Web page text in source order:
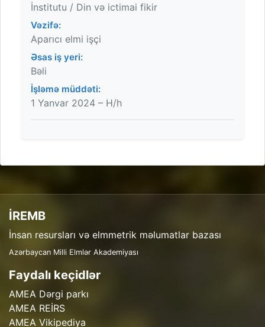
İnstitutu / Din və ictimai fikir
Vəzifə:
Aparıcı elmi işçi
Əsas iş yeri:
Bəli
İşləmə müddəti:
1 Yanvar 2024 – H/h
İREMB
İnsan resursları və elmmetrik məlumatlar bazası
Azərbaycan Milli Elmlər Akademiyası
Faydalı keçidlər
AMEA Dərgi parkı
AMEA REİRS
AMEA Vikipediya